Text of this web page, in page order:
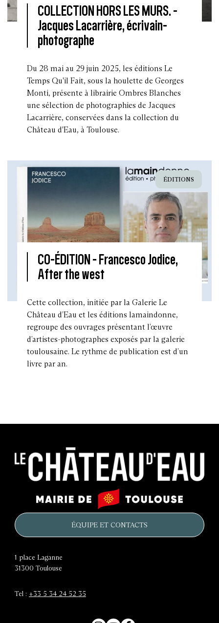
Jacques
Lacarrière,
Lacarrière
COLLECTION HORS LES MURS. -
Jacques Lacarrière, écrivain-
photographe
Du 28 mai au 29 juin 2025, les éditions Le
Temps Qu'il Fait, sous la houlette de Georges
Monti, présente à librairie Ombres Blanches
une sélection de photographies de Jacques
Lacarrière, conservées dans la collection du
Château d'Eau, à Toulouse.
ÉDITIONS
CO-ÉDITION -Francesco Jodice,
After the west
Cette collection, initiée par la Galerie Le
Château d’Eau et les éditions lamaindonne,
regroupe des ouvrages présentant l’œuvre
d’artistes-photographes exposés par la galerie
toulousaine. Le rythme de publication est d’un
livre par an.
château
d'eau
Mairie
de
ÉQUIPE ET CONTACTS
1 place Laganne
31300 Toulouse
Tel : +33 5 34 24 52 35